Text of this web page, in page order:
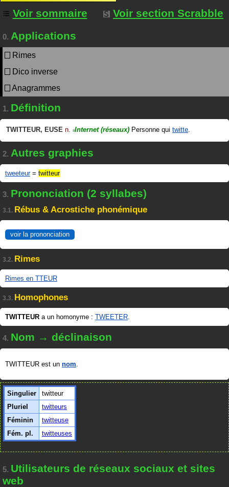
Voir sommaire
Voir section Scrabble
0. Applications
Rimes
Dico inverse
Anagrammes
1. Définition
TWITTEUR, EUSE n. #Internet (réseaux) Personne qui twitte.
2. Autres graphies
tweeteur= twitteur
3. Prononciation (2 syllabes)
3.1. Rébus & Acrostiche phonémique
voir la prononciation
3.2. Rimes
Rimes en TTEUR
3.3. Homophones
TWITTEUR a un homonyme : TWEETER.
4. Nom → déclinaison
TWITTEUR est un nom.
Singulier
twitteur
Pluriel
twitteurs
Féminin
twitteuse
Fém. pl.
twitteuses
5. Utilisateurs de réseaux sociaux et sites
web